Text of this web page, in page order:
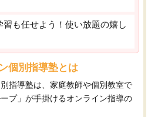
も任せよう！使い放題の嬉し
個別指導塾とは
指導塾は、家庭教師や個別教室で
プ」が手掛けるオンライン指導の